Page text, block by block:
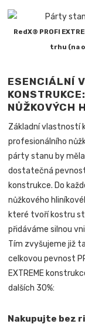
RedX® PROFI
trhu (na
ESENCIÁLNÍ
NŮŽKOVÝCH
Základní vlastností
profesionálního
párty stanu by
dostatečná
konstrukce. Do
nůžkového
které tvoří kostru
přidáváme silnou
Tím zvyšujeme již
celkovou pevnost
EXTREME
dalších 30%:
Nakupujte bez